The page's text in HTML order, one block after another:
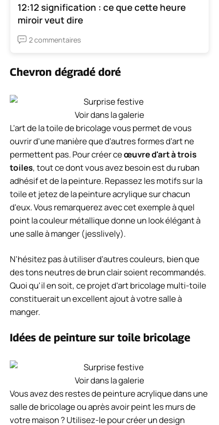
12:12 signification : ce que cette heure
miroir veut dire
2 commentaires
Chevron dégradé doré
Voir dans la galerie
L'art de la toile de bricolage vous permet de vous
ouvrir d'une manière que d'autres formes d'art ne
permettent pas. Pour créer ceœuvre d'art à trois
toiles, tout ce dont vous avez besoin est du ruban
adhésif et de la peinture. Repassez les motifs sur la
toile et jetez de la peinture acrylique sur chacun
d'eux. Vous remarquerez avec cet exemple à quel
point la couleur métallique donne un look élégant à
une salle à manger (jesslively).
N'hésitez pas à utiliser d'autres couleurs, bien que
des tons neutres de brun clair soient recommandés.
Quoi qu'il en soit, ce projet d'art bricolage multi-toile
constituerait un excellent ajout à votre salle à
manger.
Idées de peinture sur toile bricolage
Voir dans la galerie
Vous avez des restes de peinture acrylique dans une
salle de bricolage ou après avoir peint les murs de
votre maison ? Utilisez-le pour créer un design